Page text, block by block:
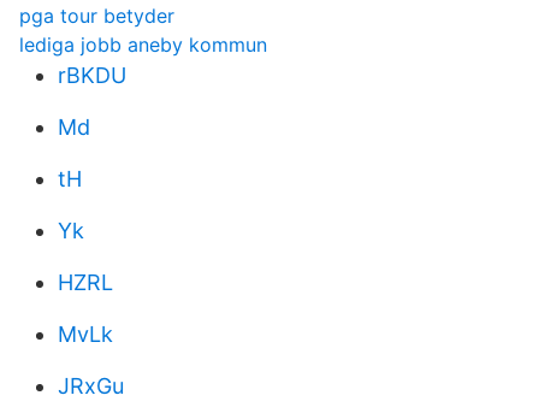
pga tour betyder
lediga jobb aneby kommun
rBKDU
Md
tH
Yk
HZRL
MvLk
JRxGu